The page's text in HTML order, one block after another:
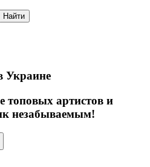
Украине
топовых артистов и
незабываемым!